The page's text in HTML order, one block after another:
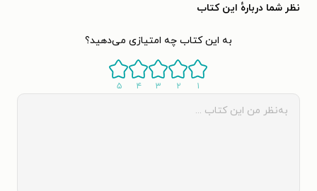
نظر شما دربارهٔ این کتاب
به این کتاب چه امتیازی می‌دهید؟
۱ ۲ ۳ ۴ ۵